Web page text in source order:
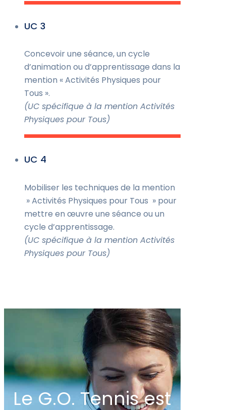
UC 3
Concevoir une séance, un cycle
d’animation ou d’apprentissage dans la
mention « Activités Physiques pour
Tous ».
(UC spécifique à la mention Activités
Physiques pour Tous)
UC 4
Mobiliser les techniques de la mention
» Activités Physiques pour Tous » pour
mettre en œuvre une séance ou un
cycle d’apprentissage.
(UC spécifique à la mention Activités
Physiques pour Tous)
Le G.O. Tennis est